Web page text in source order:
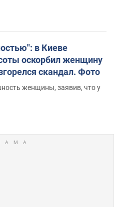
в Киеве
оскорбил женщину
скандал. Фото
женщины, заявив, что у